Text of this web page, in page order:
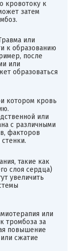
кровотоку к
затем
или
к образованию
после
или
образоваться
котором кровь
или
с различными
факторов
такие как
слоя сердца)
увеличить
или
тромбоза за
повышение
сжатие